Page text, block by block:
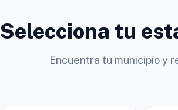
Selecciona tu
Encuentra tu municipio y